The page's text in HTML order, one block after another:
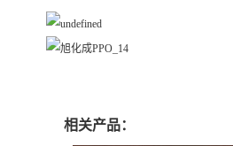
相关产品：